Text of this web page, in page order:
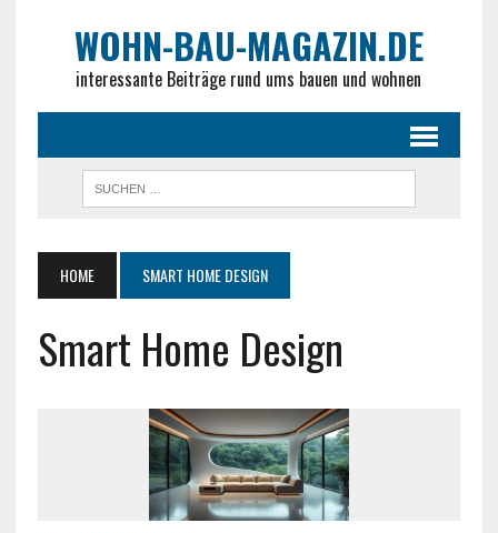
WOHN-BAU-MAGAZIN.DE
interessante Beiträge rund ums bauen und wohnen
HOME SMART HOME DESIGN
Smart Home Design